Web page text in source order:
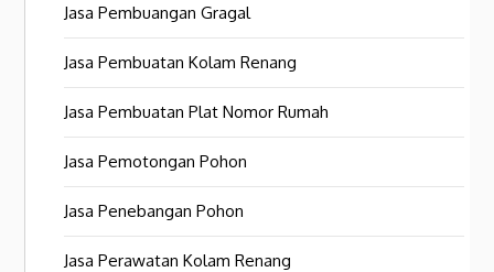
Jasa Pembuangan Gragal
Jasa Pembuatan Kolam Renang
Jasa Pembuatan Plat Nomor Rumah
Jasa Pemotongan Pohon
Jasa Penebangan Pohon
Jasa Perawatan Kolam Renang